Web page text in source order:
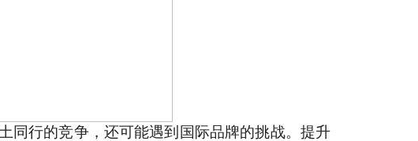
同行的竞争，还可能遇到国际品牌的挑战。提升